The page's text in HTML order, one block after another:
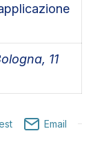
11
Email